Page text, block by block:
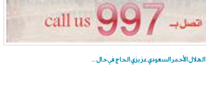
الهلال الأحمر السعودي عزيزي الحاج في حال ...